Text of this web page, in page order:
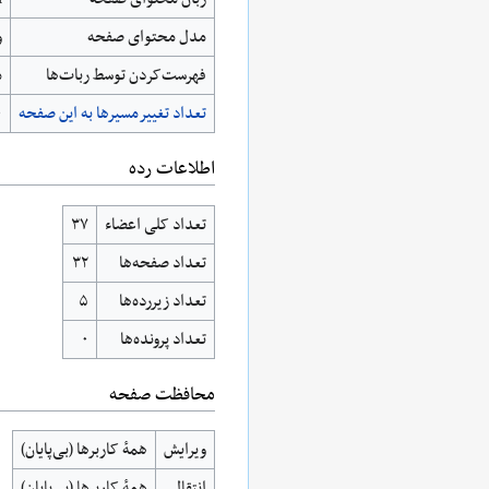
مدل محتوای صفحه
‌فهرست‌کردن توسط ربات‌ها
تعداد تغییرمسیرها به این صفحه
اطلاعات رده
تعداد کلی اعضاء
۳۷
تعداد صفحه‌ها
۳۲
تعداد زیررده‌ها
۵
تعداد پرونده‌ها
۰
محافظت صفحه
ویرایش
همهٔ کاربرها (بی‌پایان)